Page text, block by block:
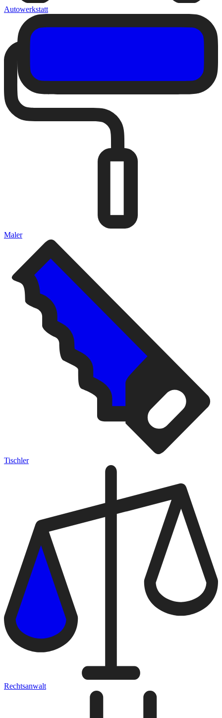
Autowerkstatt
Maler
Tischler
Rechtsanwalt